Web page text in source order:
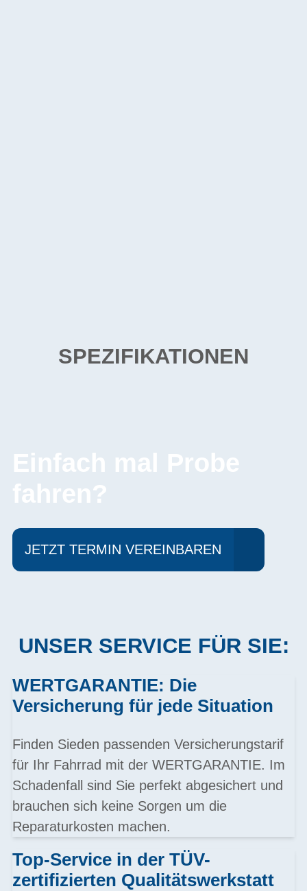
SPEZIFIKATIONEN
Einfach mal Probe
fahren?
JETZT TERMIN VEREINBAREN
UNSER SERVICE FÜR SIE:
WERTGARANTIE: Die
Versicherung für jede Situation
Finden Sieden passenden Versicherungstarif
für Ihr Fahrrad mit der WERTGARANTIE. Im
Schadenfall sind Sie perfekt abgesichert und
brauchen sich keine Sorgen um die
Reparaturkosten machen.
Top-Service in der TÜV-
zertifizierten Qualitätswerkstatt